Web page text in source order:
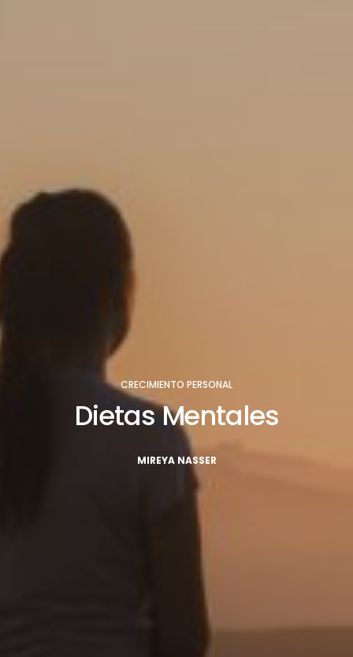
CRECIMIENTO PERSONAL
Dietas Mentales
MIREYA NASSER